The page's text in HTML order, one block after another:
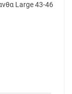
Large 43-46